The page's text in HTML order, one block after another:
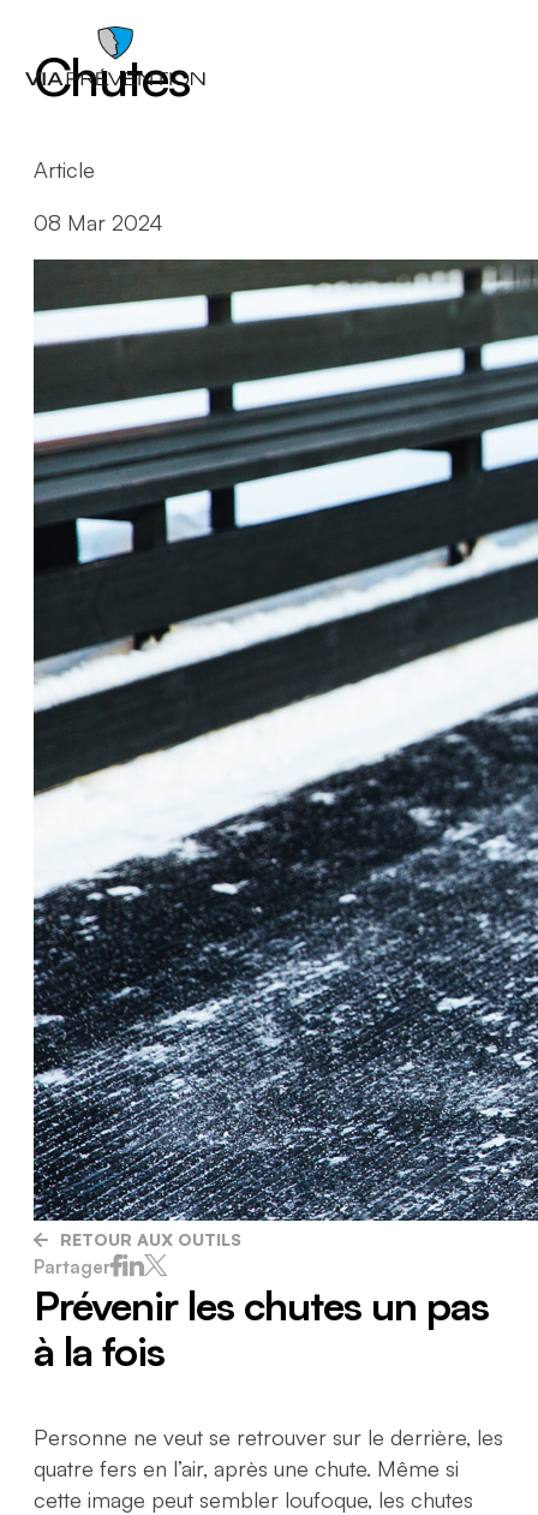
Trouver votre conseiller.ère
RMPPÉ
Nous joindre
Chutes
Article
08 Mar 2024
RETOUR AUX OUTILS
Partager
Prévenir les chutes un pas
à la fois
Personne ne veut se retrouver sur le derrière, les
quatre fers en l’air, après une chute. Même si
cette image peut sembler loufoque, les chutes